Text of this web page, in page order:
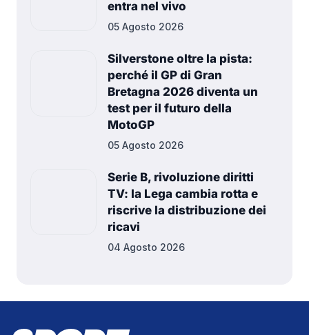
entra nel vivo
05 Agosto 2026
Silverstone oltre la pista:
perché il GP di Gran
Bretagna 2026 diventa un
test per il futuro della
MotoGP
05 Agosto 2026
Serie B, rivoluzione diritti
TV: la Lega cambia rotta e
riscrive la distribuzione dei
ricavi
04 Agosto 2026